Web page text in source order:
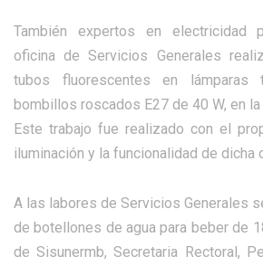
También expertos en electricidad
oficina de Servicios Generales
tubos fluorescentes en lámparas
bombillos roscados E27 de 40 W, en la
Este trabajo fue realizado con el
iluminación y la funcionalidad de dicha
A las labores de Servicios Generales
de botellones de agua para beber de
de Sisunermb, Secretaria Rectoral,